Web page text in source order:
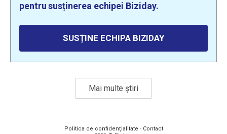
pentru susținerea echipei Biziday.
SUSȚINE ECHIPA BIZIDAY
Mai multe știri
Politica de confidențialitate · Contact